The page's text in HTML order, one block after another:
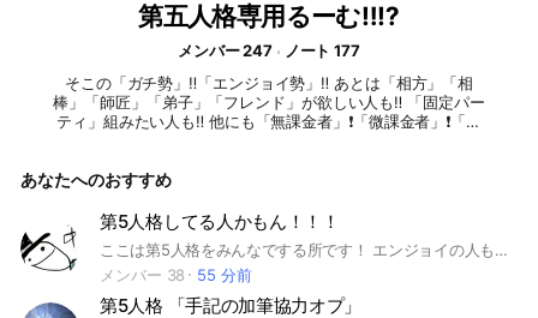
第五人格専用るーむ‼️⁉️
メンバー 247
ノート 177
そこの「ガチ勢」‼️「エンジョイ勢」‼️ あとは「相方」「相
棒」「師匠」「弟子」「フレンド」が欲しい人も‼️ 「固定パー
ティ」組みたい人も‼️ 他にも「無課金者」❗「微課金者」❗「課
いな‼️‼️ 見てくれてありがとう❗❗❗ 是非入ってみて‼️ いや……なん
定するだけで入れちゃう⁉️ 【⚠初期アイコンはやめてね❗🫣】
簡単だよ‼️😎😎😎 待ってるね‼️‼️‼️ #第五人格 #第5人格 #Identit
y #サバイバー #ハンター #楽しい #面白い #相棒 #相方 #フレ
ンド #弟子 #師匠 #ガチ勢 #エンジョイ勢 #課金 #無課金 #廃
課金 #微課金 #重課金 #固定 #固パ #募集 #ゲーム
あなたへのおすすめ
第5人格してる人かもん！！！
ここは第5人格をみんなでする所です！ エンジョイの人もガチの人も どんどん来てください！！！！ 初心者も大歓迎！！ 荒らしなどはやめてください！ あとの説明は中で！おまちしてます！！ #第5人格#初心者#相方#相棒#中学生#高校生#通話#ライブトーク#夜更かし
メンバー 38
55 分前
第5人格 「手記の加筆協力オプ」